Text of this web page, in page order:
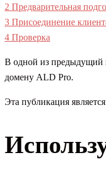
2 Предварительная
3 Присоединение
4 Проверка
В одной из предыдущий
домену ALD Pro.
Эта публикация